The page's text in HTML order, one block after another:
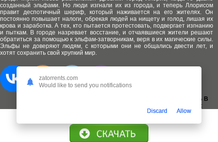
созданный эльфами. Но люди изгнали их из города, и теперь Ллорисом
правит деспотичный шериф, который наживается на его жителях. Он
постоянно повышает налоги, обрекая людей на нищету и голод, лишая их
крова и заработка. А тех, кто пытается протестовать, подвергает изгнанию
и пыткам. В городе назревает восстание, и отчаявшиеся жители решают
обратиться за помощью к эльфам-затворникам, веря в их магические силы.
Эльфы не доверяют людям, с которыми они не общались двести лет, и
хотят сохранить свой хрупкий мир.
ДОБАВИТЬ В
ЗАКЛАДКИ:
zatorrents.com
Would like to send you notifications
Discard Allow